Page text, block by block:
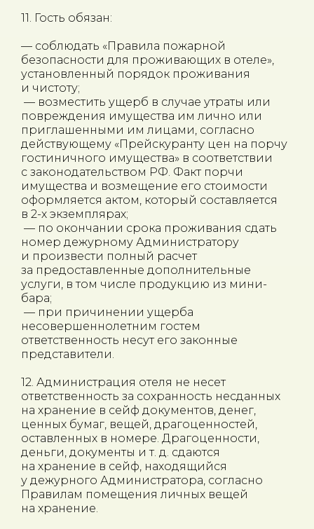
11. Гость обязан:
— соблюдать «Правила пожарной
безопасности для проживающих в отеле»,
установленный порядок проживания
и чистоту;
— возместить ущерб в случае утраты или
повреждения имущества им лично или
приглашенными им лицами, согласно
действующему «Прейскуранту цен на порчу
гостиничного имущества» в соответствии
с законодательством РФ. Факт порчи
имущества и возмещение его стоимости
оформляется актом, который составляется
в 2-х экземплярах;
— по окончании срока проживания сдать
номер дежурному Администратору
и произвести полный расчет
за предоставленные дополнительные
услуги, в том числе продукцию из мини-
бара;
— при причинении ущерба
несовершеннолетним гостем
ответственность несут его законные
представители.
12. Администрация отеля не несет
ответственность за сохранность несданных
на хранение в сейф документов, денег,
ценных бумаг, вещей, драгоценностей,
оставленных в номере. Драгоценности,
деньги, документы и т. д. сдаются
на хранение в сейф, находящийся
у дежурного Администратора, согласно
Правилам помещения личных вещей
на хранение.